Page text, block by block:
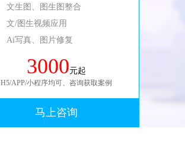
文生图、图生图整合
文/图生视频应用
Ai写真、图片修复
3000元起
H5/APP/小程序均可、咨询获取案例
马上咨询